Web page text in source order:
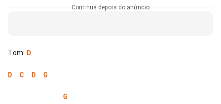
Continua depois do anúncio
Tom: D
D C D G
G